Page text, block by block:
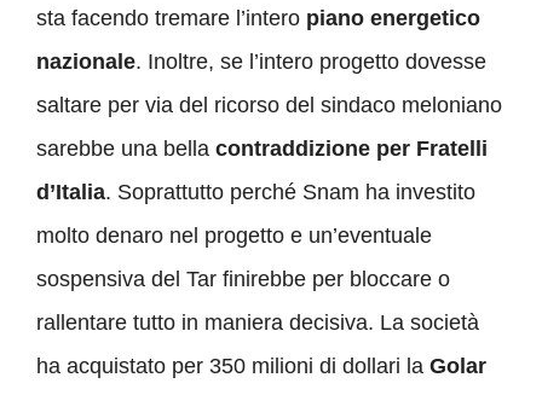
sta facendo tremare l’intero piano energetico
nazionale. Inoltre, se l’intero progetto dovesse
saltare per via del ricorso del sindaco meloniano
sarebbe una bella contraddizione per Fratelli
d’Italia. Soprattutto perché Snam ha investito
molto denaro nel progetto e un’eventuale
sospensiva del Tar finirebbe per bloccare o
rallentare tutto in maniera decisiva. La società
ha acquistato per 350 milioni di dollari la Golar